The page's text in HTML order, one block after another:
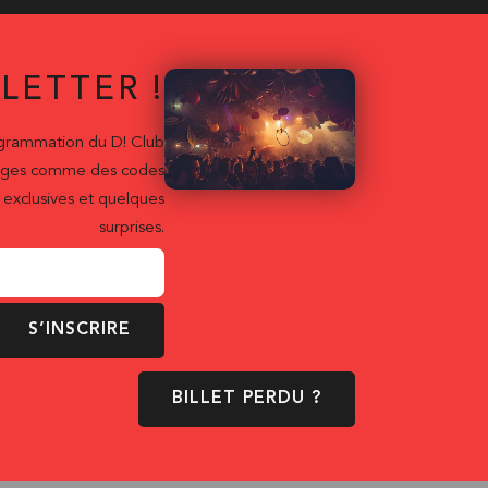
!
du D! Club
comme des codes
et quelques
surprises.
S’INSCRIRE
BILLET PERDU ?